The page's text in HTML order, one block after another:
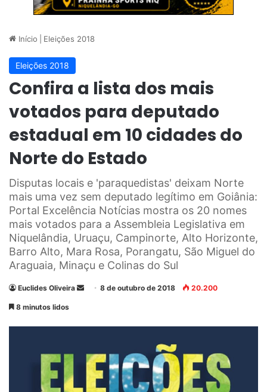
Início Eleições 2018
Eleições 2018
Confira a lista dos mais
votados para deputado
estadual em 10 cidades do
Norte do Estado
Disputas locais e 'paraquedistas' deixam Norte
mais uma vez sem deputado legítimo em Goiânia:
Portal Excelência Notícias mostra os 20 nomes
mais votados para a Assembleia Legislativa em
Niquelândia, Uruaçu, Campinorte, Alto Horizonte,
Barro Alto, Mara Rosa, Porangatu, São Miguel do
Araguaia, Minaçu e Colinas do Sul
Euclides Oliveira
u
8 de outubro de 2018 20.200
8 minutos lidos